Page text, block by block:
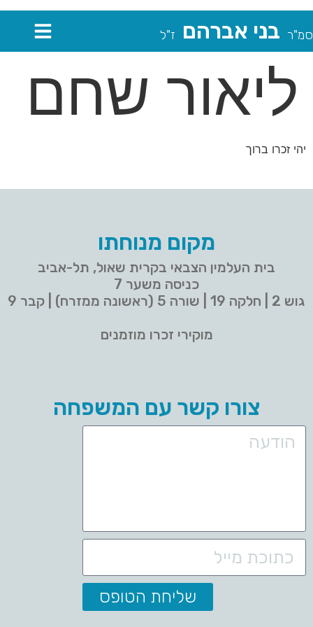
סמ"ר בני אברהם ז"ל
ליאור שחם
יהי זכרו ברוך
מקום מנוחתו
בית העלמין הצבאי בקרית שאול, תל-אביב
כניסה משער 7
גוש 2 | חלקה 19 | שורה 5 (ראשונה ממזרח) | קבר 9
מוקירי זכרו מוזמנים
צורו קשר עם המשפחה
שליחת הטופס